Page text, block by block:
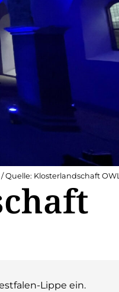
Quelle: Klosterlandschaft OWL
Lippe ein.